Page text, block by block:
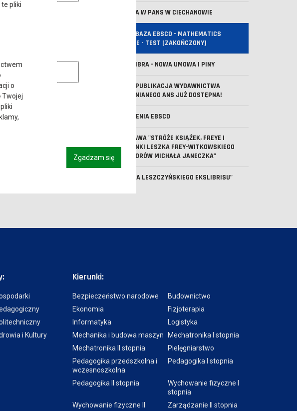
WIZYTA W PANS W CIECHANOWIE
NOWA BAZA EBSCO - MATHEMATICS
SOURCE - TEST [ZAKOŃCZONY]
IBUK LIBRA - NOWA UMOWA I PINY
NOWA PUBLIKACJA WYDAWNICTWA
UCZELNIANEGO ANS JUŻ DOSTĘPNA!
SZKOLENIA EBSCO
WYSTAWA "STRÓŻE KSIĄŻEK, FREYE I
KLEJONKI LESZKA FREY-WITKOWSKIEGO
ZE ZBIORÓW MICHAŁA JANECZKA"
"KSIĘGA LESZCZYŃSKIEGO EKSLIBRISU"
i Kultury
Kierunki:
Bezpieczeństwo narodowe
Budownictwo
Ekonomia
Fizjoterapia
Informatyka
Logistyka
Mechanika i budowa maszyn
Mechatronika I stopnia
Mechatronika II stopnia
Pielęgniarstwo
Pedagogika przedszkolna i
wczesnoszkolna
Pedagogika I stopnia
Pedagogika II stopnia
Wychowanie fizyczne I
stopnia
Wychowanie fizyczne II
Zarządzanie II stopnia
pliki
o
Twojej
Marketingowe pliki cookies
Zgadzam się